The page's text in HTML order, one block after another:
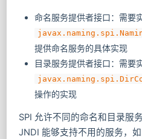
命名服务提供者接口：需要
提供命名服务的具体实现
目录服务提供者接口：需要
操作的实现
SPI 允许不同的命名和目录服
JNDI 能够支持不用的服务，